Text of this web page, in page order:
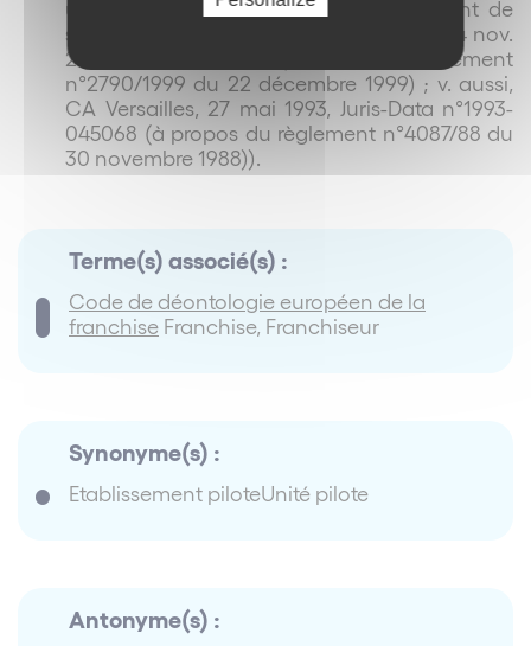
unité pilote préalablement au lancement de
son réseau de franchise (CA Versailles, 24 nov.
2005, RG n°04/04461 (à propos du règlement
n°2790/1999 du 22 décembre 1999) ; v. aussi,
CA Versailles, 27 mai 1993, Juris-Data n°1993-
045068 (à propos du règlement n°4087/88 du
30 novembre 1988)).
Terme(s) associé(s) :
Code de déontologie européen de la
franchise Franchise, Franchiseur
Synonyme(s) :
Etablissement piloteUnité pilote
Antonyme(s) :